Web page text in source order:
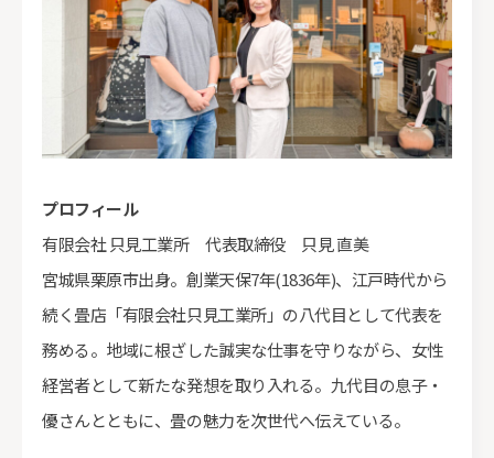
プロフィール
有限会社 只見工業所 代表取締役 只見 直美
宮城県栗原市出身。創業天保7年(1836年)、江戸時代から
続く畳店「有限会社只見工業所」の八代目として代表を
務める。地域に根ざした誠実な仕事を守りながら、女性
経営者として新たな発想を取り入れる。九代目の息子・
優さんとともに、畳の魅力を次世代へ伝えている。